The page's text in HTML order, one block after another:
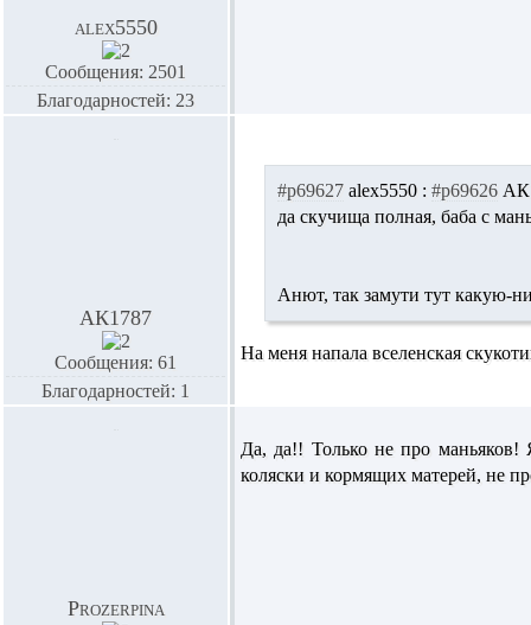
alex5550
Сообщения: 2501
Благодарностей: 23
АК1787
Сообщения: 61
Благодарностей: 1
#p69627 alex5550 : #p69626
да скучища полная, баба с
Анют, так замути тут какую-
На меня напала вселенская
Prozerpina
Да, да!! Только не про маньяков!
коляски и кормящих матерей, не